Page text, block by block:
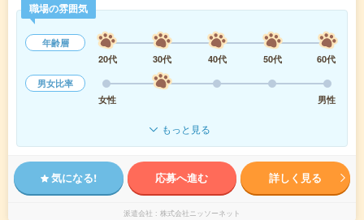
職場の雰囲気
年齢層
20代
30代 40代 50代
60代
男女比率
女性
男性
もっと見る
気になる! 応募へ進む 詳しく見る
派遣会社 株式会社ニッソーネット